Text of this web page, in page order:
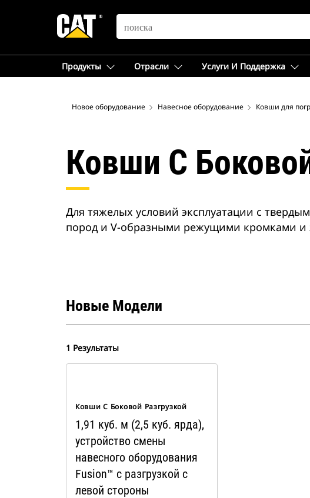
SEARCH
Продукты Отрасли Услуги И Поддержка
Новое оборудование Навесное оборудование Ковши для
Ковши С
Для тяжелых условий эксплуатации с
пород и V-образными режущими кромками и
Новые Модели
1 Результаты
Ковши С Боковой Разгрузкой
1,91 куб. м (2,5 куб. ярда),
устройство смены
навесного оборудования
Fusion™ с разгрузкой с
левой стороны